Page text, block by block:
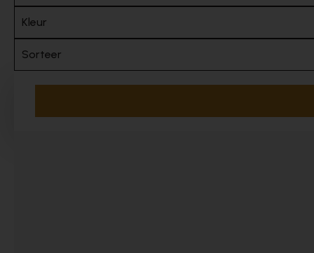
Kleur
Sorteer